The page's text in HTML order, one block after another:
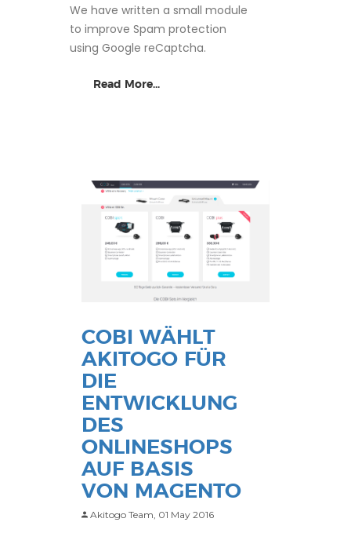
We have written a small module
to improve Spam protection
using Google reCaptcha.
Read More...
COBI WÄHLT
AKITOGO FÜR
DIE
ENTWICKLUNG
DES
ONLINESHOPS
AUF BASIS
VON MAGENTO
Akitogo Team, 01 May 2016